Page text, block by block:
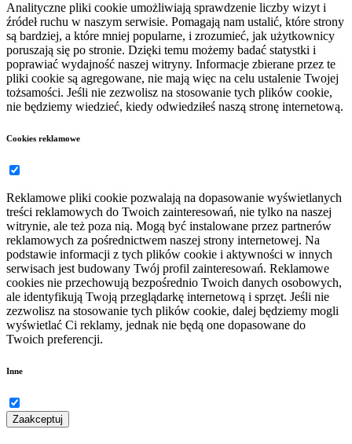
Analityczne pliki cookie umożliwiają sprawdzenie liczby wizyt i
źródeł ruchu w naszym serwisie. Pomagają nam ustalić, które strony
są bardziej, a które mniej popularne, i zrozumieć, jak użytkownicy
poruszają się po stronie. Dzięki temu możemy badać statystki i
poprawiać wydajność naszej witryny. Informacje zbierane przez te
pliki cookie są agregowane, nie mają więc na celu ustalenie Twojej
tożsamości. Jeśli nie zezwolisz na stosowanie tych plików cookie,
nie będziemy wiedzieć, kiedy odwiedziłeś naszą stronę internetową.
Cookies reklamowe
Reklamowe pliki cookie pozwalają na dopasowanie wyświetlanych
treści reklamowych do Twoich zainteresowań, nie tylko na naszej
witrynie, ale też poza nią. Mogą być instalowane przez partnerów
reklamowych za pośrednictwem naszej strony internetowej. Na
podstawie informacji z tych plików cookie i aktywności w innych
serwisach jest budowany Twój profil zainteresowań. Reklamowe
cookies nie przechowują bezpośrednio Twoich danych osobowych,
ale identyfikują Twoją przeglądarkę internetową i sprzęt. Jeśli nie
zezwolisz na stosowanie tych plików cookie, dalej będziemy mogli
wyświetlać Ci reklamy, jednak nie będą one dopasowane do
Twoich preferencji.
Inne
Zaakceptuj